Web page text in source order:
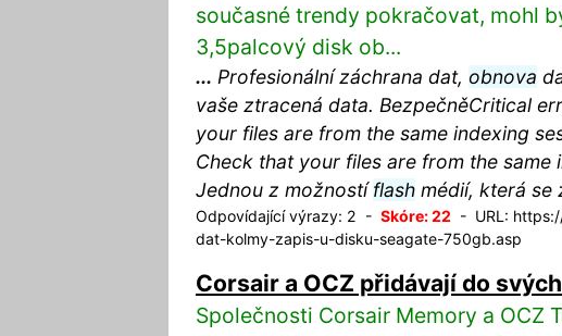
současné trendy pokračovat, mohl
3,5palcový disk ob...
... Profesionální záchrana dat, obnova
vaše ztracená data. BezpečněCritical
your files are from the same indexing
Check that your files are from the same
Jednou z možnostíflashmédií, která se
Odpovídající výrazy: 2 - Skóre: 22- URL: https://
dat-kolmy-zapis-u-disku-seagate-750gb.asp
Corsair a OCZ přidávají do
Společnosti Corsair Memory a OCZ